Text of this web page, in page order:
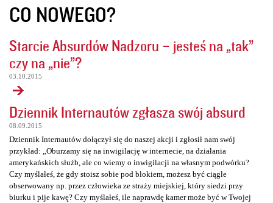
CO NOWEGO?
Starcie Absurdów Nadzoru – jesteś na „tak”
czy na „nie”?
03.10.2015
Dziennik Internautów zgłasza swój absurd
08.09.2015
Dziennik Internautów dołączył się do naszej akcji i zgłosił nam swój
przykład: „Oburzamy się na inwigilację w internecie, na działania
amerykańskich służb, ale co wiemy o inwigilacji na własnym podwórku?
Czy myślałeś, że gdy stoisz sobie pod blokiem, możesz być ciągle
obserwowany np. przez człowieka ze straży miejskiej, który siedzi przy
biurku i pije kawę? Czy myślałeś, ile naprawdę kamer może być w Twojej